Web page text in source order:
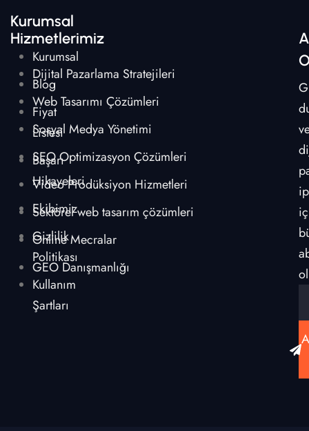
Kurumsal
Kurumsal
Blog
Fiyat
Listesi
Başarı
Hikayeleri
Ekibimiz
Gizlilik
Politikası
Kullanım
Şartları
Hizmetlerimiz
Dijital Pazarlama Stratejileri
Web Tasarımı Çözümleri
Sosyal Medya Yönetimi
SEO Optimizasyon Çözümleri
Video Prodüksiyon Hizmetleri
Sektörel web tasarım çözümleri
Online Mecralar
GEO Danışmanlığı